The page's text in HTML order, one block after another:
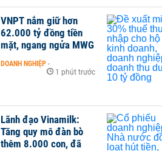
VNPT nắm giữ hơn
62.000 tỷ đồng tiền
mặt, ngang ngửa MWG
DOANH NGHIỆP -
1 phút trước
Lãnh đạo Vinamilk:
Tăng quy mô đàn bò
thêm 8.000 con, đã